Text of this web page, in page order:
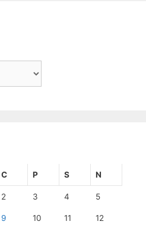
C P S N
2 3 4 5
9 10 11 12